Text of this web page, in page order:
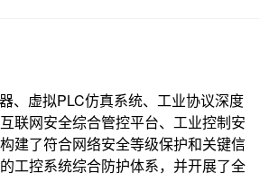
、虚拟PLC仿真系统、工业协议深度
联网安全综合管控平台、工业控制安
建了符合网络安全等级保护和关键信
工控系统综合防护体系，并开展了全